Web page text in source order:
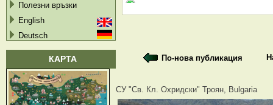
Полезни връзки
English
Deutsch
КАРТА По-нова публикация
СУ "Св. Кл. Охридски" Троян, Bulgaria